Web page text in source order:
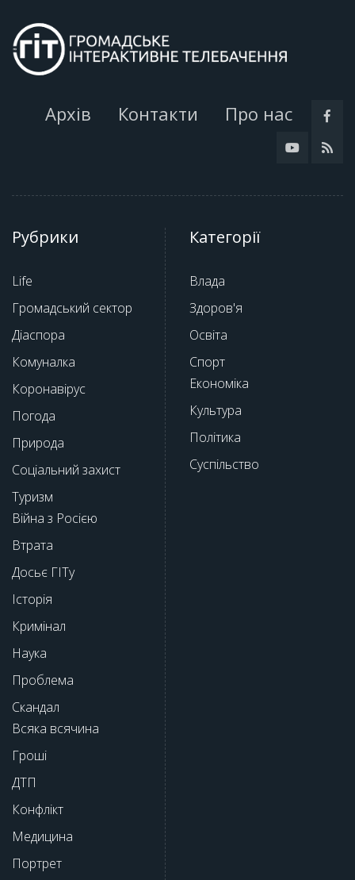
Архів Контакти Про нас
Рубрики
Life
Громадський сектор
Діаспора
Комуналка
Коронавірус
Погода
Природа
Соціальний захист
Туризм
Війна з Росією
Втрата
Досьє ГІТу
Історія
Кримінал
Наука
Проблема
Скандал
Всяка всячина
Гроші
ДТП
Конфлікт
Медицина
Портрет
Категорії
Влада
Здоров'я
Освіта
Спорт
Економіка
Культура
Політика
Суспільство